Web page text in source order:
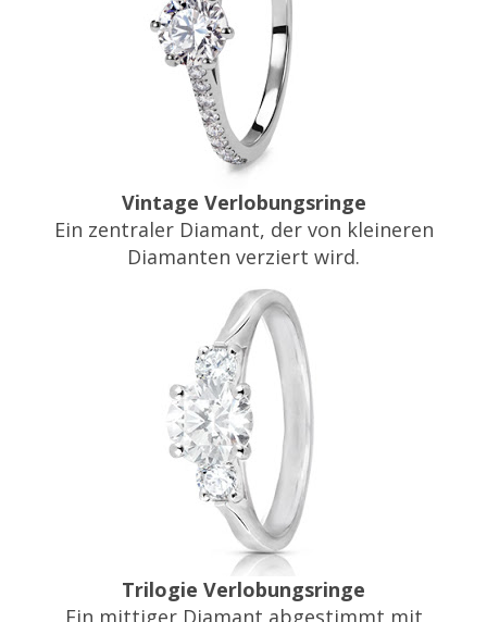
Vintage Verlobungsringe
Ein zentraler Diamant, der von kleineren
Diamanten verziert wird.
Trilogie Verlobungsringe